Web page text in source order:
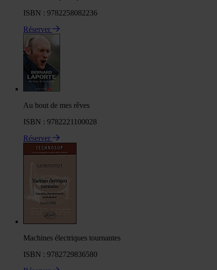
ISBN : 9782258082236
Réserver
Au bout de mes rêves
ISBN : 9782221100028
Réserver
Machines électriques tournantes
ISBN : 9782729836580